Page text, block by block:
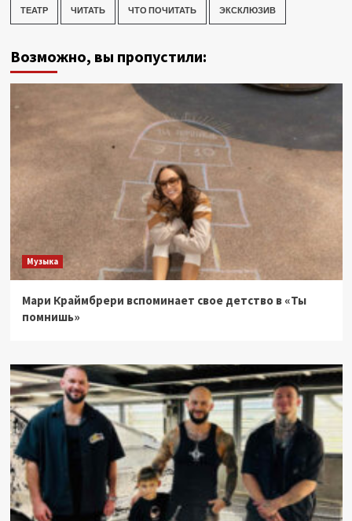
ТЕАТР ЧИТАТЬ ЧТО ПОЧИТАТЬ ЭКСКЛЮЗИВ
Возможно, вы пропустили:
Музыка
Мари Краймбрери вспоминает свое детство в «Ты
помнишь»